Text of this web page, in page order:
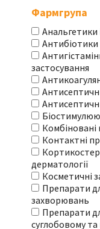
Фармгрупа
Анальгетики
Антибіотики
застосування
Комбіновані
Контактні
дерматології
Косметичні
Препарати
захворювань
Препарати
суглобовому